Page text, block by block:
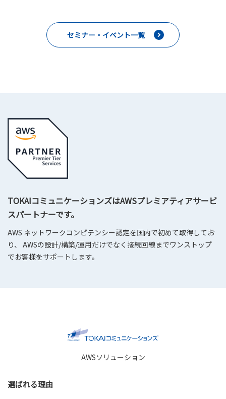
セミナー・イベント一覧
TOKAIコミュニケーションズはAWSプレミアティアサービ
スパートナーです。
AWS ネットワークコンピテンシー認定を国内で初めて取得してお
り、 AWSの設計/構築/運用だけでなく接続回線までワンストップ
でお客様をサポートします。
AWSソリューション
選ばれる理由